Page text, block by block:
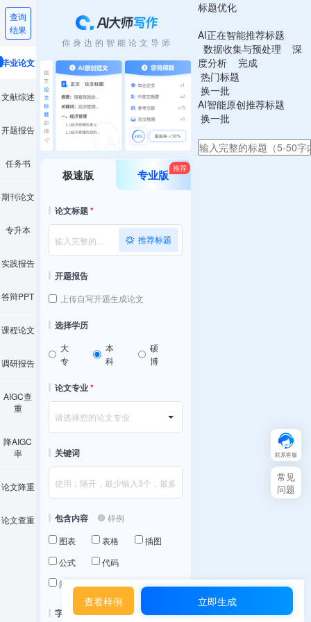
查询
结果
毕业论文
文献综述
开题报告
任务书
期刊论文
专升本
实践报告
答辩PPT
课程论文
调研报告
AIGC查
重
降AIGC
率
论文降重
论文查重
你身边的智能论文导师
极速版 专业版 推荐
论文标题*
推荐标题
开题报告
上传自写开题生成论文
选择学历
大
专
本
科
硕
博
论文专业*
请选择您的论文专业
关键词
包含内容
样例
图表
表格
插图
公式
代码
问卷调查
字数选择*
查看样例 立即生成
常见
问题
联系客服
标题优化
AI正在智能推荐标题
数据收集与预处理
深
度分析
完成
热门标题
换一批
AI智能原创推荐标题
换一批